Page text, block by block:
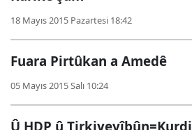
18 Mayıs 2015 Pazartesi 18:42
Fuara Pirtûkan a Amedê
05 Mayıs 2015 Salı 10:24
Û HDP û